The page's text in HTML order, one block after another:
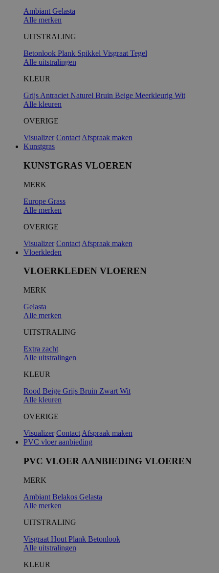
Ambiant Gelasta
Alle merken
UITSTRALING
Betonlook Plank Spikkel Visgraat Tegel
Alle uitstralingen
KLEUR
Grijs Antraciet Naturel Bruin Beige Meerkleurig Wit
Alle kleuren
OVERIGE
Visualizer Contact Afspraak maken
Kunstgras
KUNSTGRAS VLOEREN
MERK
Europe Grass
Alle merken
OVERIGE
Visualizer Contact Afspraak maken
Vloerkleden
VLOERKLEDEN VLOEREN
MERK
Gelasta
Alle merken
UITSTRALING
Extra zacht
Alle uitstralingen
KLEUR
Rood Beige Grijs Bruin Zwart Wit
Alle kleuren
OVERIGE
Visualizer Contact Afspraak maken
PVC vloer aanbieding
PVC VLOER AANBIEDING VLOEREN
MERK
Ambiant Belakos Gelasta
Alle merken
UITSTRALING
Visgraat Hout Plank Betonlook
Alle uitstralingen
KLEUR